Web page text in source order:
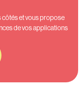
côtés et vous propose
de vos applications